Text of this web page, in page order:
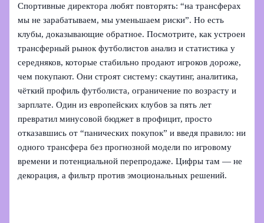
Спортивные директора любят повторять: “на трансферах
мы не зарабатываем, мы уменьшаем риски”. Но есть
клубы, доказывающие обратное. Посмотрите, как устроен
трансферный рынок футболистов анализ и статистика у
середняков, которые стабильно продают игроков дороже,
чем покупают. Они строят систему: скаутинг, аналитика,
чёткий профиль футболиста, ограничение по возрасту и
зарплате. Один из европейских клубов за пять лет
превратил минусовой бюджет в профицит, просто
отказавшись от “панических покупок” и введя правило: ни
одного трансфера без прогнозной модели по игровому
времени и потенциальной перепродаже. Цифры там — не
декорация, а фильтр против эмоциональных решений.